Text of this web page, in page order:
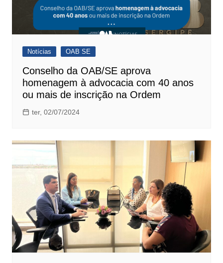
Notícias OAB SE
Conselho da OAB/SE aprova
homenagem à advocacia com 40 anos
ou mais de inscrição na Ordem
ter, 02/07/2024